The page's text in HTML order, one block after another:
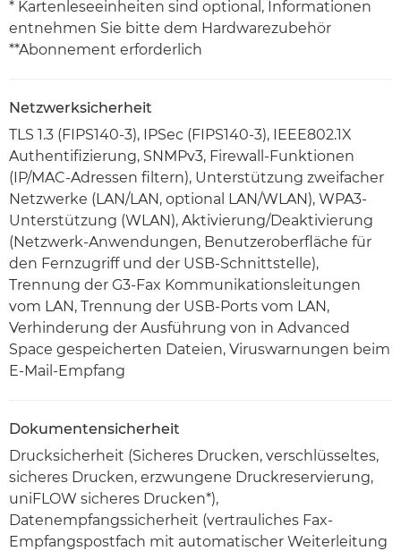
* Kartenleseeinheiten sind optional, Informationen
entnehmen Sie bitte dem Hardwarezubehör
**Abonnement erforderlich
Netzwerksicherheit
TLS 1.3 (FIPS140-3), IPSec (FIPS140-3), IEEE802.1X
Authentifizierung, SNMPv3, Firewall-Funktionen
(IP/MAC-Adressen filtern), Unterstützung zweifacher
Netzwerke (LAN/LAN, optional LAN/WLAN), WPA3-
Unterstützung (WLAN), Aktivierung/Deaktivierung
(Netzwerk-Anwendungen, Benutzeroberfläche für
den Fernzugriff und der USB-Schnittstelle),
Trennung der G3-Fax Kommunikationsleitungen
vom LAN, Trennung der USB-Ports vom LAN,
Verhinderung der Ausführung von in Advanced
Space gespeicherten Dateien, Viruswarnungen beim
E-Mail-Empfang
Dokumentensicherheit
Drucksicherheit (Sicheres Drucken, verschlüsseltes,
sicheres Drucken, erzwungene Druckreservierung,
uniFLOW sicheres Drucken*),
Datenempfangssicherheit (vertrauliches Fax-
Empfangspostfach mit automatischer Weiterleitung